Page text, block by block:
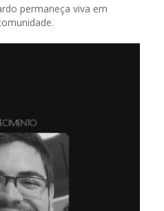
permaneça viva em